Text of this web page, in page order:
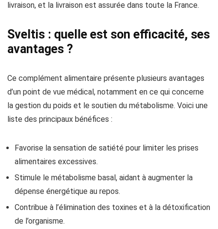
livraison, et la livraison est assurée dans toute la France.
Sveltis : quelle est son efficacité, ses
avantages ?
Ce complément alimentaire présente plusieurs avantages
d’un point de vue médical, notamment en ce qui concerne
la gestion du poids et le soutien du métabolisme. Voici une
liste des principaux bénéfices :
Favorise la sensation de satiété pour limiter les prises
alimentaires excessives.
Stimule le métabolisme basal, aidant à augmenter la
dépense énergétique au repos.
Contribue à l’élimination des toxines et à la détoxification
de l’organisme.